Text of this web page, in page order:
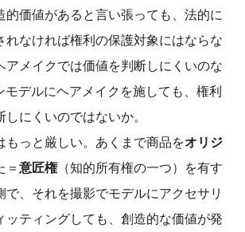
的価値があると言い張っても、法的に
れなければ権利の保護対象にはならな
アメイクでは価値を判断しにくいのな
モデルにヘアメイクを施しても、権利
しにくいのではないか。
っと厳しい。あくまで商品をオリジ
＝ 意匠権（知的所有権の一つ）を有す
で、それを撮影でモデルにアクセサリ
ッティングしても、創造的な価値が発